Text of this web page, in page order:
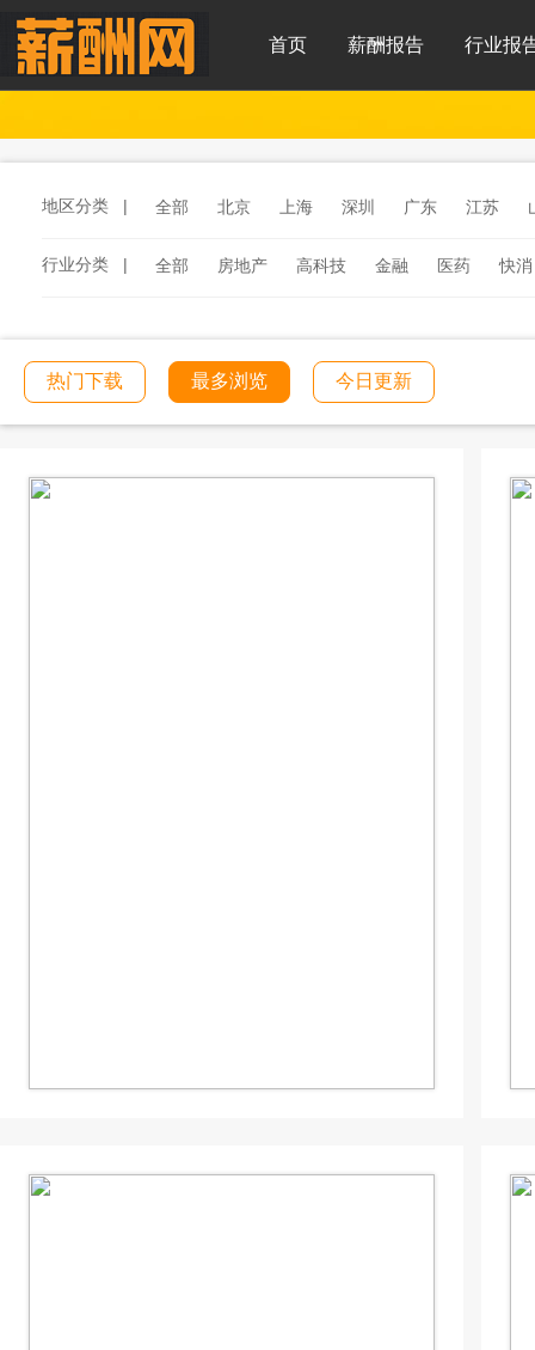
首页 薪酬报告 行业报
地区分类 | 全部 北京 上海 深圳 广东 江苏
行业分类 | 全部 房地产 高科技 金融 医药
快消
工程建筑
文化传媒 学校教育 医院医疗
热门下载 最多浏览 今日更新